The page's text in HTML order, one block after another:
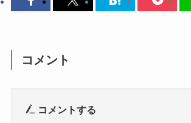
コメント
コメントする